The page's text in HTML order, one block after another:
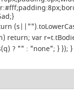
var
? "" : "none"; } });